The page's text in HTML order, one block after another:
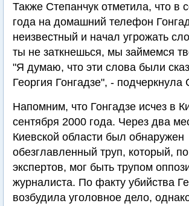
Также Степанчук отметила, что в
года на домашний телефон
неизвестный и начал угрожать
ты не заткнешься, мы займемся
"Я думаю, что эти слова были
Георгия Гонгадзе", - подчеркнула
Напомним, что Гонгадзе исчез в
сентября 2000 года. Через два
Киевской области был обнаружен
обезглавленный труп, который,
экспертов, мог быть трупом
журналиста. По факту убийства
возбудила уголовное дело,